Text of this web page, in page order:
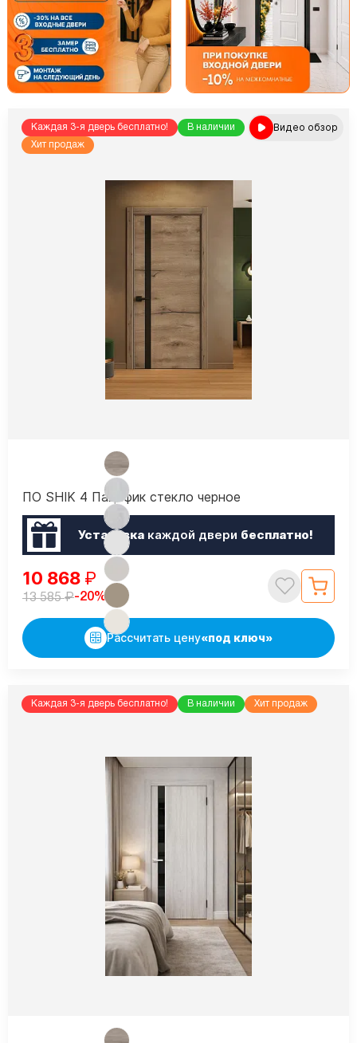
Каждая 3-я дверь бесплатно!
В наличии
Хит продаж
Видео обзор
ПО SHIK 4 Пацифик стекло черное
Установкакаждой двери бесплатно!
10 868 ₽
13 585₽-20%
Рассчитать цену«под ключ»
Каждая 3-я дверь бесплатно! В наличии Хит продаж